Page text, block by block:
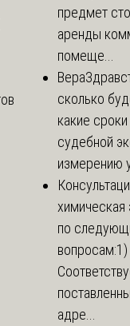
предмет
аренды
помеще...
Вера
сколько
какие
судебной
измерению
химическая
по
вопросам:1)
адре...